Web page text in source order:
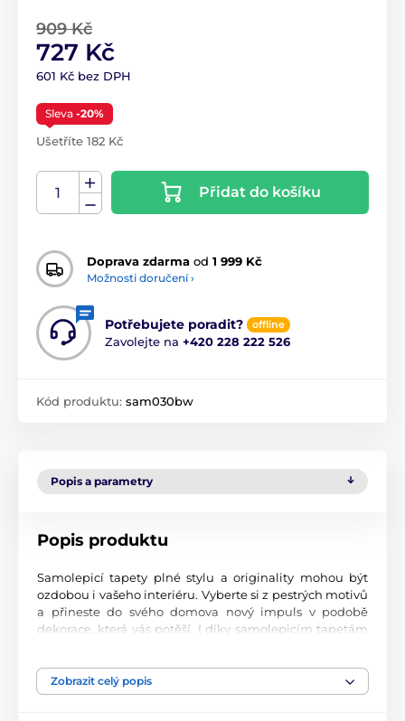
909 Kč
727 Kč
601 Kč bez DPH
Sleva -20%
Ušetříte 182 Kč
Přidat do košíku
Doprava zdarma od 1 999 Kč
Možnosti doručení ›
Potřebujete poradit? offline
Zavolejte na +420 228 222 526
Kód produktu: sam030bw
Popis a parametry
Popis produktu
Samolepicí tapety plné stylu a originality mohou být
ozdobou i vašeho interiéru. Vyberte si z pestrých motivů
a přineste do svého domova nový impuls v podobě
dekorace, která vás potěší. I díky samolepicím tapetám
Perfektní tiskové zpracování
Zobrazit celý popis